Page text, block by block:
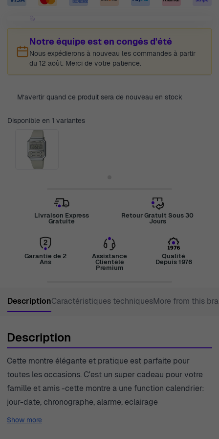
Notre équipe est en congés d'été
Nous expédierons à nouveau les commandes à partir
du 12 août. Merci de votre patience.
M’avertir quand ce produit sera de nouveau en stock
Disponible en 1 variantes
Livraison Express
Gratuite
Retour Gratuit Sous 30
Jours
Garantie de 2
Ans
Assistance
Clientèle
Premium
Qualité
Depuis 1976
DescriptionCaractéristiques techniquesMore from this
Description
Cette montre élégante et pratique est parfaite pour
toutes les occasions. C'est un super cadeau pour votre
famille et amis -cette montre a une function calendrier:
jour-date, chronographe, alarme, eclairage
Show more